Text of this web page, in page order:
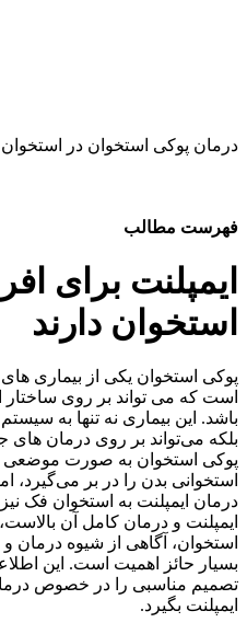
درمان پوکی استخوان در
فهرست مطالب
ایمپلنت برای
استخوان دارند
پوکی استخوان یکی از بیماری
است که می تواند بر روی ساختار
باشد. این بیماری نه تنها به
بلکه می‌تواند بر روی درمان های
پوکی استخوان به صورت موضعی
استخوانی بدن را در بر
درمان ایمپلنت به استخوان فک
ایمپلنت و درمان کامل آن
استخوان، آگاهی از شیوه درمان
بسیار حائز اهمیت است. این
تصمیم مناسبی را در خصوص
ایمپلنت بگیرد.